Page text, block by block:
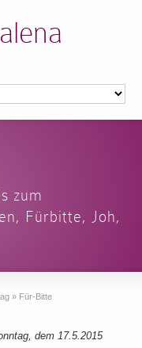
zum
, Fürbitte, Joh,
» Für-Bitte
dem 17.5.2015